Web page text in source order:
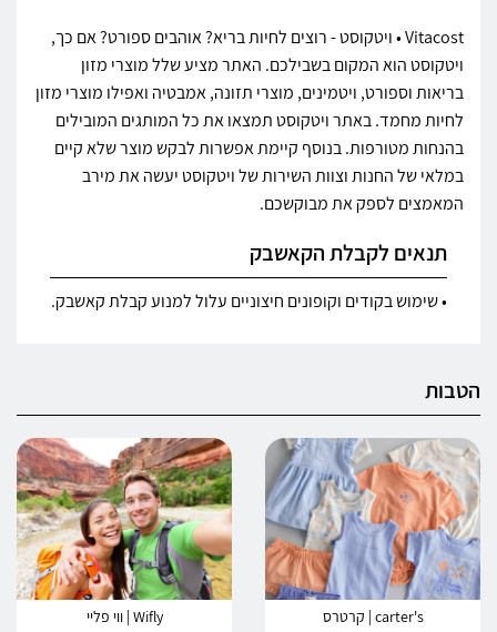
Vitacost • ויטקוסט - רוצים לחיות בריא? אוהבים ספורט? אם כך,
ויטקוסט הוא המקום בשבילכם. האתר מציע שלל מוצרי מזון
בריאות וספורט, ויטמינים, מוצרי תזונה, אמבטיה ואפילו מוצרי מזון
לחיות מחמד. באתר ויטקוסט תמצאו את כל המותגים המובילים
בהנחות מטורפות. בנוסף קיימת אפשרות לבקש מוצר שלא קיים
במלאי של החנות וצוות השירות של ויטקוסט יעשה את מירב
המאמצים לספק את מבוקשכם.
תנאים לקבלת הקאשבק
• שימוש בקודים וקופונים חיצוניים עלול למנוע קבלת קאשבק.
הטבות
carter's | קרטרס
Wifly | ווי פליי